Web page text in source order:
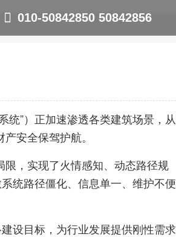
010-50842850 50842856
”）正加速渗透各类建筑场景，从
安全保驾护航。
，实现了火情感知、动态路径规
统路径僵化、信息单一、维护不便
设目标，为行业发展提供刚性需求